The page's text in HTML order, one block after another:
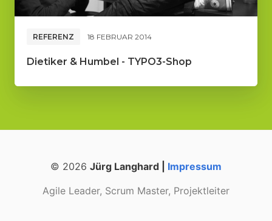
REFERENZ 18 FEBRUAR 2014
Dietiker & Humbel - TYPO3-Shop
© 2026 Jürg Langhard | Impressum
Agile Leader, Scrum Master, Projektleiter